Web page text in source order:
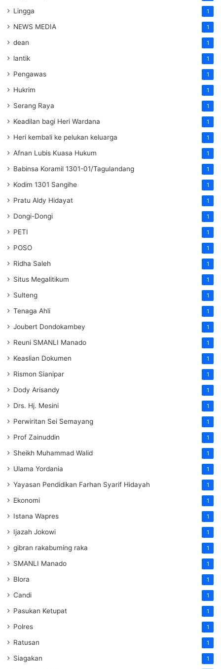
Lingga 1
NEWS MEDIA 1
dean 1
lantik 1
Pengawas 1
Hukrim 1
Serang Raya 1
Keadilan bagi Heri Wardana 1
Heri kembali ke pelukan keluarga 1
Afnan Lubis Kuasa Hukum 1
Babinsa Koramil 1301-01/Tagulandang 1
Kodim 1301 Sangihe 1
Pratu Aldy Hidayat 1
Dongi-Dongi 1
PETI 1
POSO 1
Ridha Saleh 1
Situs Megalitikum 1
Sulteng 1
Tenaga Ahli 1
Joubert Dondokambey 1
Reuni SMANLI Manado 1
Keaslian Dokumen 1
Rismon Sianipar 1
Dody Arisandy 1
Drs. Hj. Mesini 1
Perwiritan Sei Semayang 1
Prof Zainuddin 1
Sheikh Muhammad Walid 1
Ulama Yordania 1
Yayasan Pendidikan Farhan Syarif Hidayah 1
Ekonomi 1
Istana Wapres 1
Ijazah Jokowi 1
gibran rakabuming raka 1
SMANLI Manado 1
Blora 1
Candi 1
Pasukan Ketupat 1
Polres 1
Ratusan 1
Siagakan 1